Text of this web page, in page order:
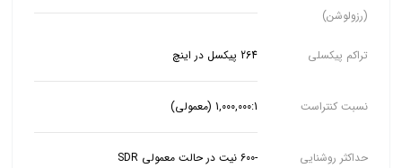
(رزولوشن)
تراکم پیکسلی 264 پیکسل در اینچ
نسبت کنتراست 1,000,000:1 (معمولی)
حداکثر روشنایی